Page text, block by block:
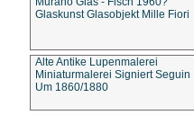
Glaskunst Glasobjekt Mille Fiori
Alte Antike Lupenmalerei
Miniaturmalerei Signiert Seguin
Um 1860/1880